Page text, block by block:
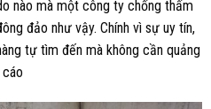
nào mà một công ty chống thấm
đảo như vậy. Chính vì sự uy tín,
tự tìm đến mà không cần quảng
cáo